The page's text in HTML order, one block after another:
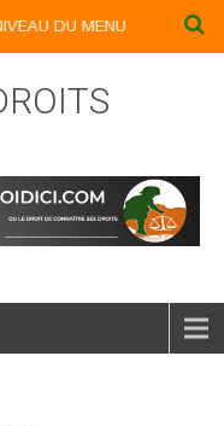
MENU ...NOS LIVRES